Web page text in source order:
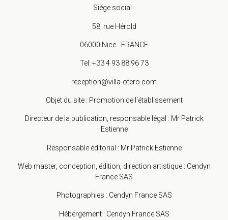
Siège social :
58, rue Hérold
06000 Nice - FRANCE
Tel: +33 4 93 88 96 73
reception@villa-otero.com
Objet du site : Promotion de l'établissement
Directeur de la publication, responsable légal : Mr Patrick
Estienne
Responsable éditorial : Mr Patrick Estienne
Web master, conception, édition, direction artistique : Cendyn
France SAS
Photographies : Cendyn France SAS
Hébergement : Cendyn France SAS